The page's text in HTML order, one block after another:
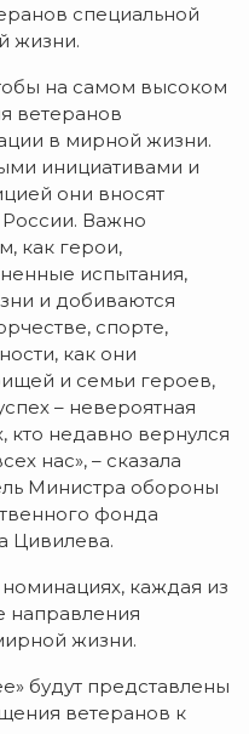
специальной
жизни.
на самом высоком
ветеранов
в мирной жизни.
инициативами и
они вносят
Важно
как герои,
испытания,
и добиваются
спорте,
как они
и семьи героев,
– невероятная
кто недавно вернулся
нас», – сказала
Министра обороны
фонда
Цивилева.
каждая из
направления
жизни.
будут представлены
ветеранов к